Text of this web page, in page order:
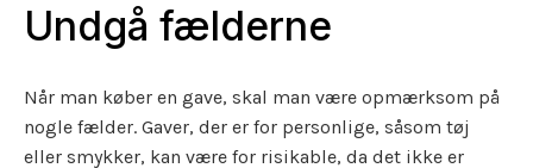
Undgå fælderne
Når man køber en gave, skal man være opmærksom på
nogle fælder. Gaver, der er for personlige, såsom tøj
eller smykker, kan være for risikable, da det ikke er